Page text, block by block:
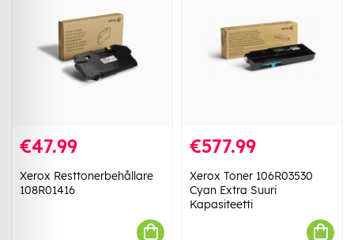
€47.99
Xerox Resttonerbehållare
108R01416
€577.99
Xerox Toner 106R03530
Cyan Extra Suuri
Kapasiteetti